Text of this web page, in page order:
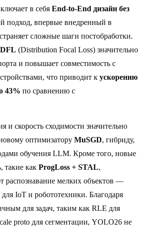
в себя End-to-End дизайн без
подход, впервые внедренный в
сложные шаги постобработки.
DFL (Distribution Focal Loss) значительно
и повышает совместимость с
что приводит к ускорению
43% по сравнению с
и скорость сходимости значительно
оптимизатору MuSGD, гибриду,
обучения LLM. Кроме того, новые
такие как ProgLoss + STAL,
распознавание мелких объектов —
IoT и робототехники. Благодаря
для задач, таким как RLE для
proto для сегментации, YOLO26 не